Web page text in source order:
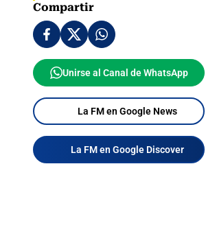
Compartir
Unirse al Canal de WhatsApp
La FM en Google News
La FM en Google Discover